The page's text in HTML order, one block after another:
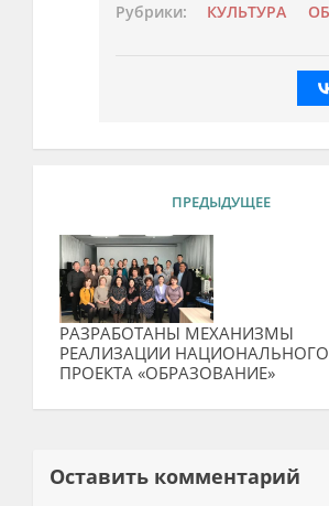
Рубрики: КУЛЬТУРА
ПРЕДЫДУЩЕЕ
РАЗРАБОТАНЫ МЕХАНИЗМЫ
РЕАЛИЗАЦИИ НАЦИОНАЛЬНОГО
ПРОЕКТА «ОБРАЗОВАНИЕ»
Оставить комментарий